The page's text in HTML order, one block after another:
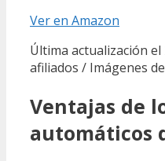
Ver en Amazon
Última actualización el
afiliados / Imágenes
Ventajas de
automáticos